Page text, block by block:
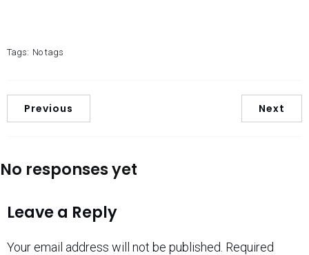
Tags: No tags
Previous Next
No responses yet
Leave a Reply
Your email address will not be published. Required